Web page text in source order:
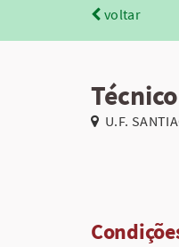
voltar
U.F.